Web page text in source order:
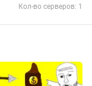
Кол-во серверов: 1